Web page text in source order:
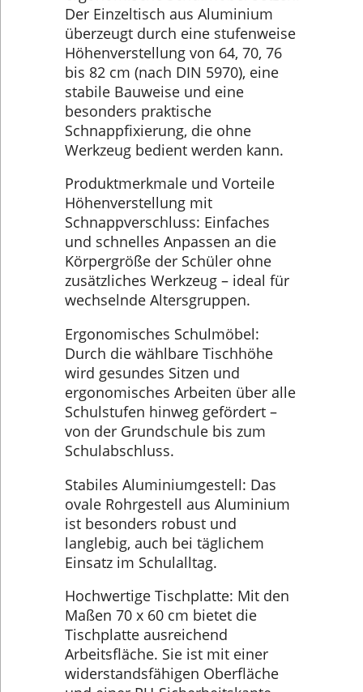
Der Einzeltisch aus Aluminium
überzeugt durch eine stufenweise
Höhenverstellung von 64, 70, 76
bis 82 cm (nach DIN 5970), eine
stabile Bauweise und eine
besonders praktische
Schnappfixierung, die ohne
Werkzeug bedient werden kann.
Produktmerkmale und Vorteile
Höhenverstellung mit
Schnappverschluss: Einfaches
und schnelles Anpassen an die
Körpergröße der Schüler ohne
zusätzliches Werkzeug – ideal für
wechselnde Altersgruppen.
Ergonomisches Schulmöbel:
Durch die wählbare Tischhöhe
wird gesundes Sitzen und
ergonomisches Arbeiten über alle
Schulstufen hinweg gefördert –
von der Grundschule bis zum
Schulabschluss.
Stabiles Aluminiumgestell: Das
ovale Rohrgestell aus Aluminium
ist besonders robust und
langlebig, auch bei täglichem
Einsatz im Schulalltag.
Hochwertige Tischplatte: Mit den
Maßen 70 x 60 cm bietet die
Tischplatte ausreichend
Arbeitsfläche. Sie ist mit einer
widerstandsfähigen Oberfläche